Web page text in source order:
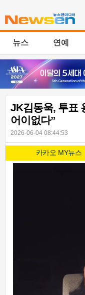
뉴스 연예
JK김동욱, 투표
어이없다”
2026-06-04 08:44:53
카카오 MY뉴스